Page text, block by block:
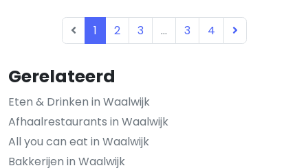
Gerelateerd
Eten & Drinken in Waalwijk
Afhaalrestaurants in Waalwijk
All you can eat in Waalwijk
Bakkerijen in Waalwijk
1 2 3 ... 3 4